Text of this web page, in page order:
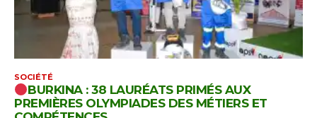
SOCIÉTÉ
BURKINA : 38 LAURÉATS PRIMÉS AUX
PREMIÈRES OLYMPIADES DES MÉTIERS ET